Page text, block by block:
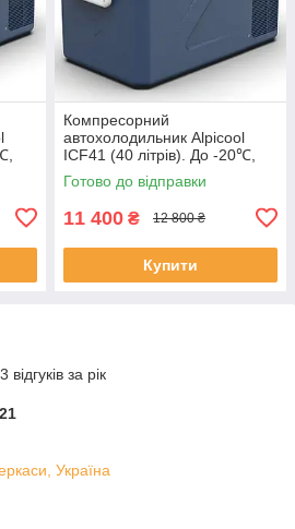
Компресорний
автохолодильник Alpicool
ICF41 (40 літрів). До -20℃,
(12, 24, 220 вольт)
Готово до відправки
11 400 ₴ 12 800 ₴
Купити
за рік
Україна